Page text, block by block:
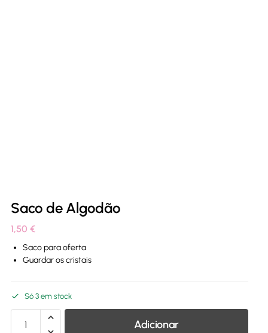
Saco de Algodão
1,50 €
Saco para oferta
Guardar os cristais
Só 3 em stock
Adicionar